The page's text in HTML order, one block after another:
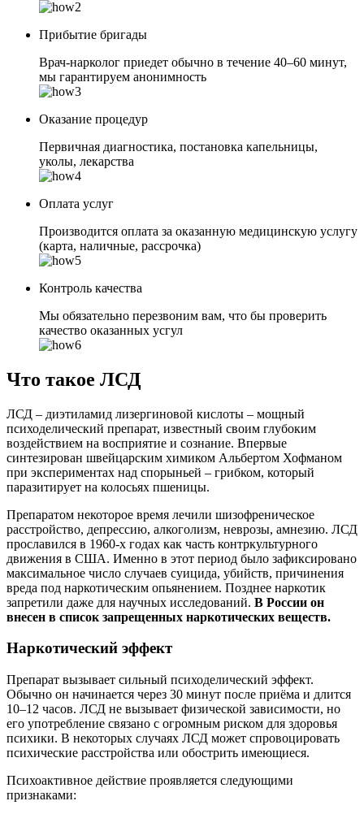
Прибытие бригады
Врач-нарколог приедет обычно в течение 40–60 минут,
мы гарантируем анонимность
Оказание процедур
Первичная диагностика, постановка капельницы,
уколы, лекарства
Оплата услуг
Производится оплата за оказанную медицинскую услугу
(карта, наличные, рассрочка)
Контроль качества
Мы обязательно перезвоним вам, что бы проверить
качество оказанных усгул
Что такое ЛСД
ЛСД – диэтиламид лизергиновой кислоты – мощный
психоделический препарат, известный своим глубоким
воздействием на восприятие и сознание. Впервые
синтезирован швейцарским химиком Альбертом Хофманом
при экспериментах над спорыньей – грибком, который
паразитирует на колосьях пшеницы.
Препаратом некоторое время лечили шизофреническое
расстройство, депрессию, алкоголизм, неврозы, амнезию. ЛСД
прославился в 1960-х годах как часть контркультурного
движения в США. Именно в этот период было зафиксировано
максимальное число случаев суицида, убийств, причинения
вреда под наркотическим опьянением. Позднее наркотик
запретили даже для научных исследований. В России он
внесен в список запрещенных наркотических веществ.
Наркотический эффект
Препарат вызывает сильный психоделический эффект.
Обычно он начинается через 30 минут после приёма и длится
10–12 часов. ЛСД не вызывает физической зависимости, но
его употребление связано с огромным риском для здоровья
психики. В некоторых случаях ЛСД может спровоцировать
психические расстройства или обострить имеющиеся.
Психоактивное действие проявляется следующими
признаками: